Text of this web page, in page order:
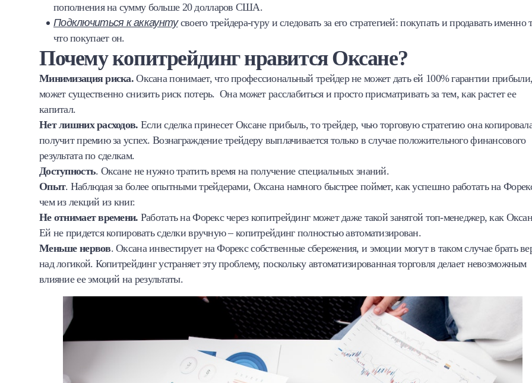
пополнения на сумму больше 20 долларов США.
Подключиться к аккаунтусвоего трейдера-гуру и следовать за его стратегией: покупать и продавать именно
что покупает он.
Почему копитрейдинг нравится Оксане?
Минимизация риска. Оксана понимает, что профессиональный трейдер не может дать ей 100% гарантии
может существенно снизить риск потерь. Она может расслабиться и просто присматривать за тем, как растет ее
капитал.
Нет лишних расходов. Если сделка принесет Оксане прибыль, то трейдер, чью торговую стратегию она
получит премию за успех. Вознаграждение трейдеру выплачивается только в случае положительного финансового
результата по сделкам.
Доступность. Оксане не нужно тратить время на получение специальных знаний.
Опыт. Наблюдая за более опытными трейдерами, Оксана намного быстрее поймет, как успешно работать на
чем из лекций из книг.
Не отнимает времени. Работать на Форекс через копитрейдинг может даже такой занятой топ-менеджер, как
Ей не придется копировать сделки вручную – копитрейдинг полностью автоматизирован.
Меньше нервов. Оксана инвестирует на Форекс собственные сбережения, и эмоции могут в таком случае брать
над логикой. Копитрейдинг устраняет эту проблему, поскольку автоматизированная торговля делает невозможным
влияние ее эмоций на результаты.